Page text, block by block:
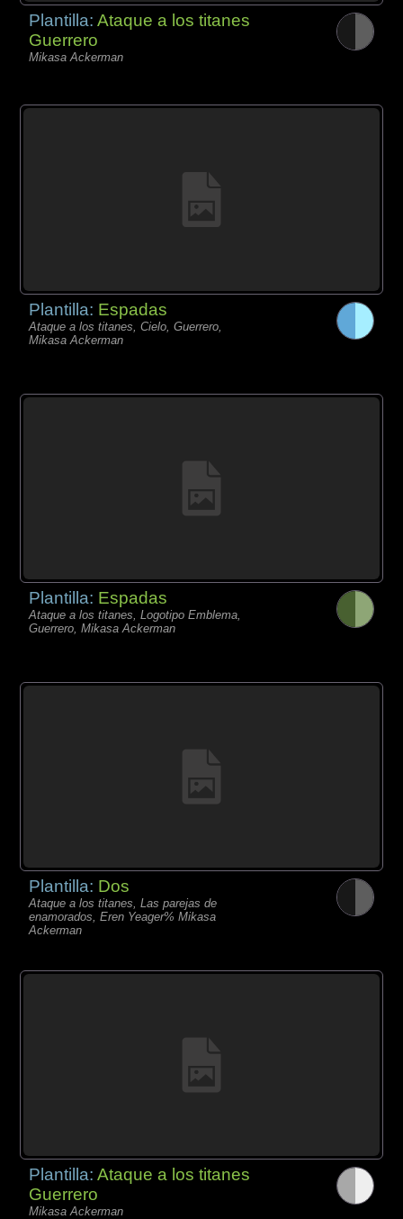
Plantilla:Ataque a los titanes
Guerrero
Mikasa Ackerman
Plantilla: Espadas
Ataque a los titanes, Cielo, Guerrero,
Mikasa Ackerman
Plantilla: Espadas
Ataque a los titanes, Logotipo Emblema,
Guerrero, Mikasa Ackerman
Plantilla: Dos
Ataque a los titanes, Las parejas de
enamorados, Eren Yeager% Mikasa
Ackerman
Plantilla:Ataque a los titanes
Guerrero
Mikasa Ackerman